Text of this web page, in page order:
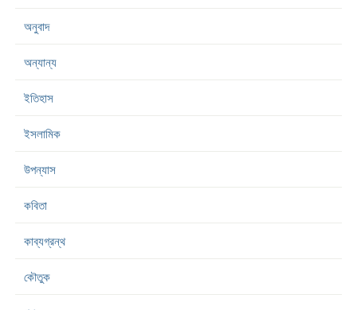
অনুবাদ
অন্যান্য
ইতিহাস
ইসলামিক
উপন্যাস
কবিতা
কাব্যগ্রন্থ
কৌতুক